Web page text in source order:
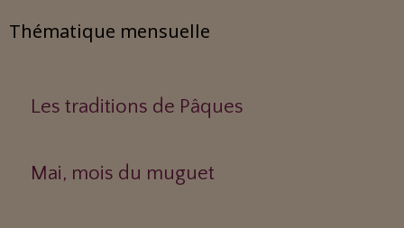
Thématique mensuelle
Les traditions de Pâques
Mai, mois du muguet